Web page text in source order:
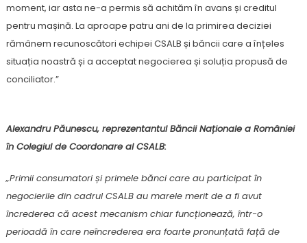
moment, iar asta ne-a permis să achităm în avans și creditul
pentru mașină. La aproape patru ani de la primirea deciziei
rămânem recunoscători echipei CSALB și băncii care a înțeles
situația noastră și a acceptat negocierea și soluția propusă de
conciliator.”
Alexandru Păunescu, reprezentantul Băncii Naționale a României
în Colegiul de Coordonare al CSALB:
„Primii consumatori și primele bănci care au participat în
negocierile din cadrul CSALB au marele merit de a fi avut
încrederea că acest mecanism chiar funcționează, într-o
perioadă în care neîncrederea era foarte pronunțată față de